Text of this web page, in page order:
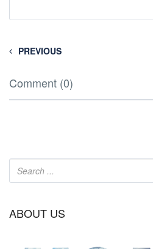
PREVIOUS
Comment (0)
ABOUT US